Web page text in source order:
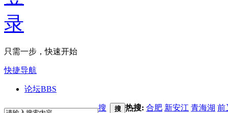
只需一步，快速开始
快捷导航
论坛BBS
搜
搜 热搜: 合肥 新安江 青海湖 前